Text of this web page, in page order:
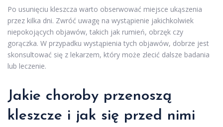
Po usunięciu kleszcza warto obserwować miejsce ukąszenia
przez kilka dni. Zwróć uwagę na wystąpienie jakichkolwiek
niepokojących objawów, takich jak rumień, obrzęk czy
gorączka. W przypadku wystąpienia tych objawów, dobrze jest
skonsultować się z lekarzem, który może zlecić dalsze badania
lub leczenie.
Jakie choroby przenoszą
kleszcze i jak się przed nimi